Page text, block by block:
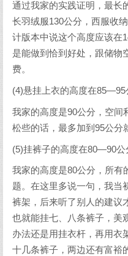
通过我家的实践证明，最长
长羽绒服130公分，西服收
计版本中说这个高度应该在
是能做到恰到好处，跟储物
费。
(4)悬挂上衣的高度在85—95
我家的高度是90公分，空间
松些的话，最多加到95公分
(5)挂裤子的高度在80—90公
我家的高度是80公分，所有
题。在这里多说一句，我当
裤架，后来听了别人的建议
也就能挂七、八条裤子，美
办法还是用挂衣杆，再用衣
十几条裤子，两边还有富裕